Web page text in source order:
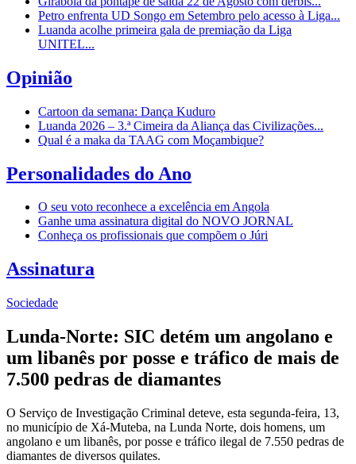
Petro enfrenta UD Songo em Setembro pelo acesso à Liga...
Luanda acolhe primeira gala de premiação da Liga
UNITEL...
Opinião
Cartoon da semana: Dança Kuduro
Luanda 2026 – 3.ª Cimeira da Aliança das Civilizações...
Qual é a maka da TAAG com Moçambique?
Personalidades do Ano
O seu voto reconhece a excelência em Angola
Ganhe uma assinatura digital do NOVO JORNAL
Conheça os profissionais que compõem o Júri
Assinatura
Sociedade
Lunda-Norte: SIC detém um angolano e
um libanês por posse e tráfico de mais de
7.500 pedras de diamantes
O Serviço de Investigação Criminal deteve, esta segunda-feira, 13,
no município de Xá-Muteba, na Lunda Norte, dois homens, um
angolano e um libanês, por posse e tráfico ilegal de 7.550 pedras de
diamantes de diversos quilates.